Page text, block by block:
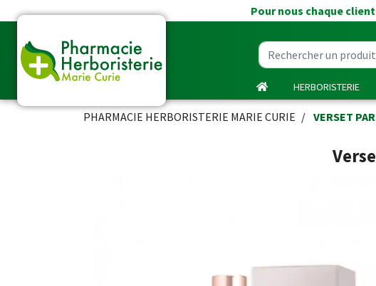
Pour nous chaque
HERBORISTERIE
PHARMACIE HERBORISTERIE MARIE CURIE VERSET